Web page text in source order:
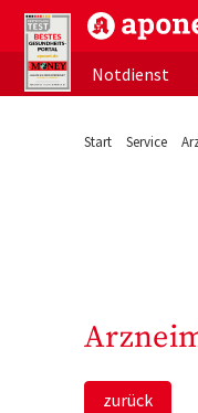
aponet.de -
Notdienst
Start Service
zurück